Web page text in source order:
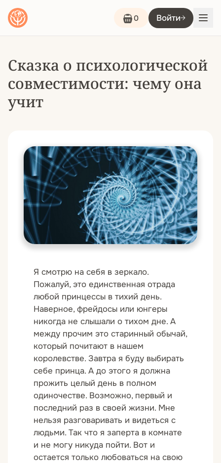
0 Войти
Сказка о психологической
совместимости: чему она
учит
Я смотрю на себя в зеркало.
Пожалуй, это единственная отрада
любой принцессы в тихий день.
Наверное, фрейдосы или юнгеры
никогда не слышали о тихом дне. А
между прочим это старинный обычай,
который почитают в нашем
королевстве. Завтра я буду выбирать
себе принца. А до этого я должна
прожить целый день в полном
одиночестве. Возможно, первый и
последний раз в своей жизни. Мне
нельзя разговаривать и видеться с
людьми. Так что я заперта в комнате
и не могу никуда пойти. Вот и
остается только любоваться на свою